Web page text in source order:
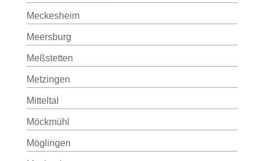
Meckesheim
Meersburg
Meßstetten
Metzingen
Mitteltal
Möckmühl
Möglingen